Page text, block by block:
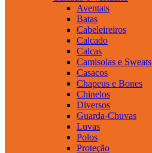
Aventais
Batas
Cabeleireiros
Calcado
Calcas
Camisolas e Sweats
Casacos
Chapeus e Bones
Chinelos
Diversos
Guarda-Chuvas
Luvas
Polos
Proteção